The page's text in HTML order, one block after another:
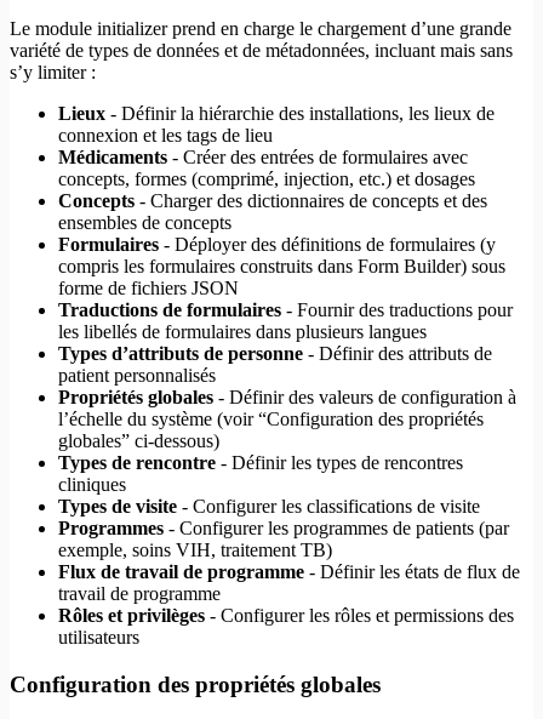
Le module initializer prend en charge le chargement d’une grande
variété de types de données et de métadonnées, incluant mais sans
s’y limiter :
Lieux - Définir la hiérarchie des installations, les lieux de
connexion et les tags de lieu
Médicaments - Créer des entrées de formulaires avec
concepts, formes (comprimé, injection, etc.) et dosages
Concepts - Charger des dictionnaires de concepts et des
ensembles de concepts
Formulaires - Déployer des définitions de formulaires (y
compris les formulaires construits dans Form Builder) sous
forme de fichiers JSON
Traductions de formulaires - Fournir des traductions pour
les libellés de formulaires dans plusieurs langues
Types d’attributs de personne - Définir des attributs de
patient personnalisés
Propriétés globales - Définir des valeurs de configuration à
l’échelle du système (voir “Configuration des propriétés
globales” ci-dessous)
Types de rencontre - Définir les types de rencontres
cliniques
Types de visite - Configurer les classifications de visite
Programmes - Configurer les programmes de patients (par
exemple, soins VIH, traitement TB)
Flux de travail de programme - Définir les états de flux de
travail de programme
Rôles et privilèges - Configurer les rôles et permissions des
utilisateurs
Configuration des propriétés globales